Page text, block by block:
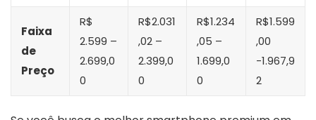
Faixa
de
Preço
R$
2.599 –
2.699,0
0
R$2.031
,02 –
2.399,0
0
R$1.234
,05 –
1.699,0
0
R$1.599
,00
-1.967,9
2